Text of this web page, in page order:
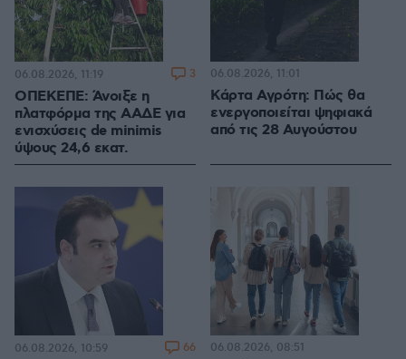
ΟΠΕΚΕΠΕ: Άνοιξε η
πλατφόρμα της ΑΑΔΕ για
ενισχύσεις de minimis
ύψους 24,6 εκατ.
06.08.2026, 11:19 3
Κάρτα Αγρότη: Πώς θα
ενεργοποιείται ψηφιακά
από τις 28 Αυγούστου
06.08.2026, 11:01
06.08.2026, 10:59 66 06.08.2026, 08:51